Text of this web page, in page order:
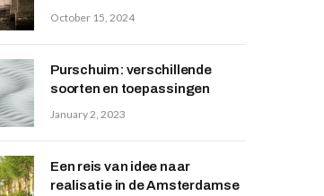
October 15, 2024
Purschuim: verschillende
soorten en toepassingen
January 2, 2023
Een reis van idee naar
realisatie in de Amsterdamse